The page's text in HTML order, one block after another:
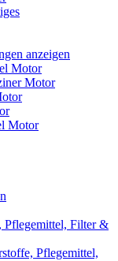
anzeigen
Motor
Motor
Motor
Pflegemittel, Filter &
Pflegemittel,